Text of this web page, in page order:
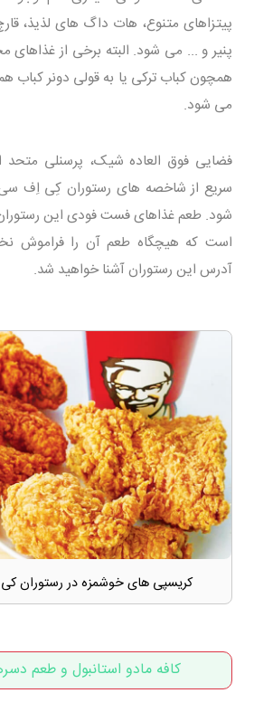
پیتزاهای متنوع، هات داگ های لذیذ،
پنیر و ... می شود. البته برخی از غذاهای
همچون کباب ترکی یا به قولی دونر کباب
می شود.
فضایی فوق العاده شیک، پرسنلی
سریع از شاخصه های رستوران کِی اِف
شود. طعم غذاهای فست فودی این رستوران
است که هیچگاه طعم آن را فراموش
آدرس این رستوران آشنا خواهید شد.
کریسپی های خوشمزه در رستوران
کافه مادو استانبول و طعم